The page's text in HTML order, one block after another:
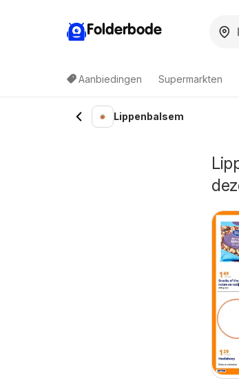
Folderbode
Aanbiedingen Supermarkten
Lippenbalsem